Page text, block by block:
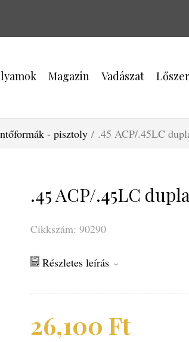
Magazin Vadászat
- pisztoly / .45 ACP/.45LC
.45 ACP/.45LC
Cikkszám: 90290
Részletes leírás
26,100 Ft